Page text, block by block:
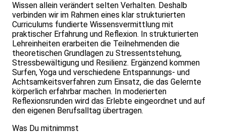
Wissen allein verändert selten Verhalten. Deshalb
verbinden wir im Rahmen eines klar strukturierten
Curriculums fundierte Wissensvermittlung mit
praktischer Erfahrung und Reflexion. In strukturierten
Lehreinheiten erarbeiten die Teilnehmenden die
theoretischen Grundlagen zu Stressentstehung,
Stressbewältigung und Resilienz. Ergänzend kommen
Surfen, Yoga und verschiedene Entspannungs- und
Achtsamkeitsverfahren zum Einsatz, die das Gelernte
körperlich erfahrbar machen. In moderierten
Reflexionsrunden wird das Erlebte eingeordnet und auf
den eigenen Berufsalltag übertragen.
Was Du mitnimmst